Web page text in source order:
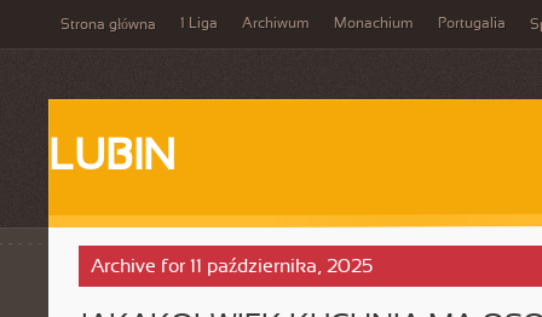
Strona główna 1 Liga Archiwum Monachium Portugalia
LUBIN
Archive for 11 października, 2025